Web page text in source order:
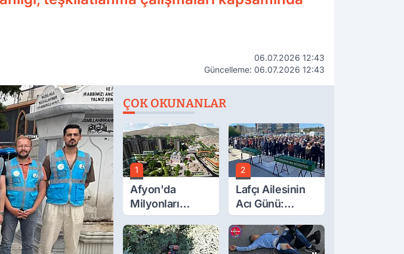
06.07.2026 12:43
Güncelleme: 06.07.2026 12:43
ÇOK OKUNANLAR
1
Afyon'da
Milyonları
İlgilendiren
Açıklama! Tarih
Netleşti!
2
Lafçı Ailesinin
Acı Günü:
Beytullah Lafçı
Vefat Etti